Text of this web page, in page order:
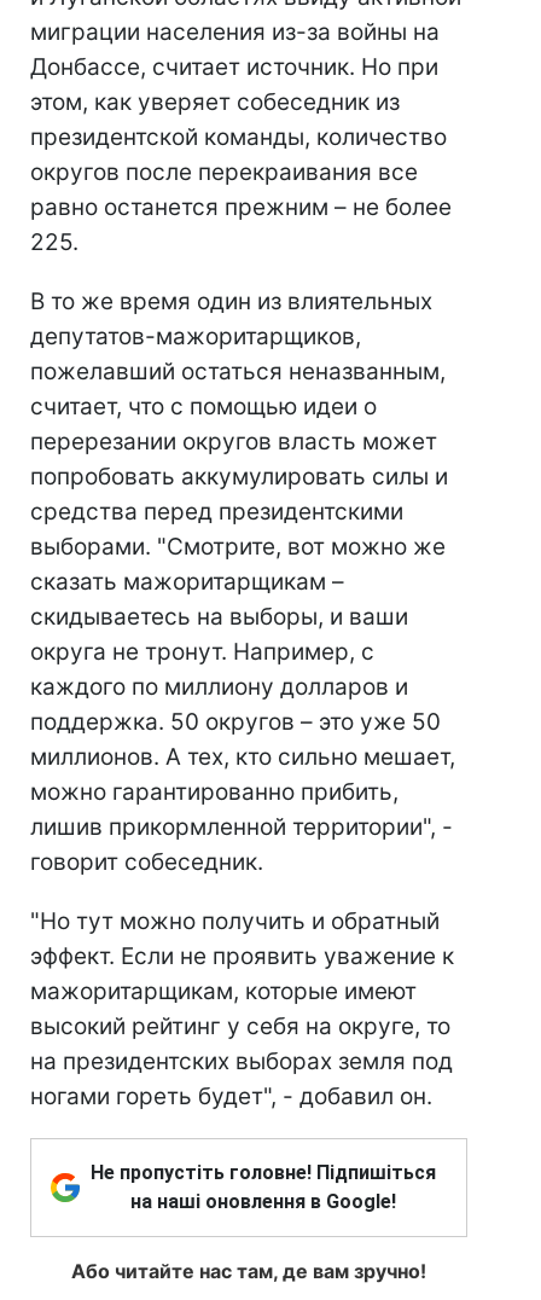
миграции населения из-за войны на
Донбассе, считает источник. Но при
этом, как уверяет собеседник из
президентской команды, количество
округов после перекраивания все
равно останется прежним – не более
225.
В то же время один из влиятельных
депутатов-мажоритарщиков,
пожелавший остаться неназванным,
считает, что с помощью идеи о
перерезании округов власть может
попробовать аккумулировать силы и
средства перед президентскими
выборами. "Смотрите, вот можно же
сказать мажоритарщикам –
скидываетесь на выборы, и ваши
округа не тронут. Например, с
каждого по миллиону долларов и
поддержка. 50 округов – это уже 50
миллионов. А тех, кто сильно мешает,
можно гарантированно прибить,
лишив прикормленной территории", -
говорит собеседник.
"Но тут можно получить и обратный
эффект. Если не проявить уважение к
мажоритарщикам, которые имеют
высокий рейтинг у себя на округе, то
на президентских выборах земля под
ногами гореть будет", - добавил он.
Не пропустіть головне! Підпишіться
на наші оновлення в Google!
Або читайте нас там, де вам зручно!